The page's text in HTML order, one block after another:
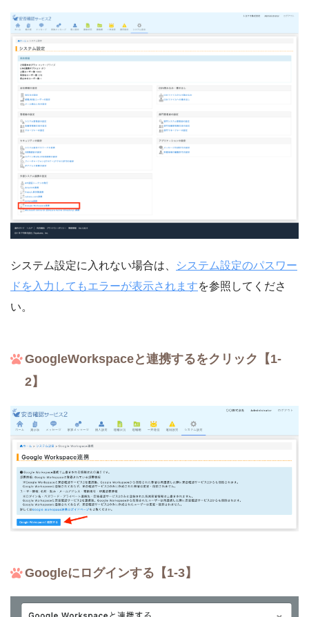
システム設定に入れない場合は、
システム設定のパスワー
ドを入力してもエラーが表示されますを参照してくださ
い。
GoogleWorkspaceと連携するをクリック【1-
2】
Googleにログインする【1-3】